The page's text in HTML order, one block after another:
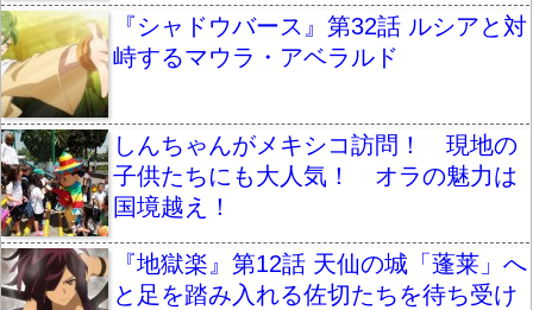
『シャドウバース』第32話 ルシアと対
峙するマウラ・アベラルド
しんちゃんがメキシコ訪問！ 現地の
子供たちにも大人気！ オラの魅力は
国境越え！
『地獄楽』第12話 天仙の城「蓬莱」へ
と足を踏み入れる佐切たちを待ち受け